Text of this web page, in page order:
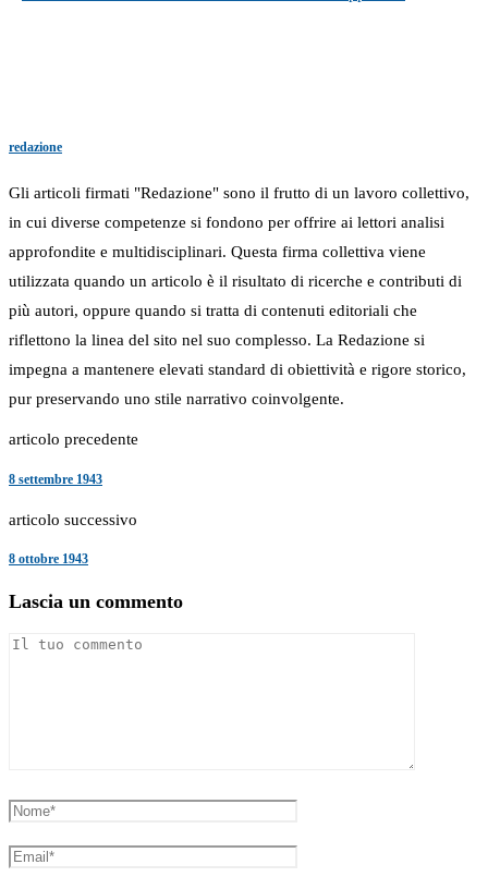
redazione
Gli articoli firmati "Redazione" sono il frutto di un lavoro collettivo,
in cui diverse competenze si fondono per offrire ai lettori analisi
approfondite e multidisciplinari. Questa firma collettiva viene
utilizzata quando un articolo è il risultato di ricerche e contributi di
più autori, oppure quando si tratta di contenuti editoriali che
riflettono la linea del sito nel suo complesso. La Redazione si
impegna a mantenere elevati standard di obiettività e rigore storico,
pur preservando uno stile narrativo coinvolgente.
articolo precedente
8 settembre 1943
articolo successivo
8 ottobre 1943
Lascia un commento